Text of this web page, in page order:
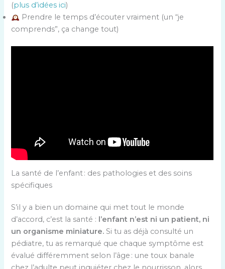
(plus d’idées ici)
Prendre le temps d’écouter vraiment (un “je
comprends”, ça change tout)
La santé de l’enfant : des pathologies et des soins
spécifiques
S’il y a bien un domaine qui met tout le monde
d’accord, c’est la santé : l’enfant n’est ni un patient, ni
un organisme miniature. Si tu as déjà consulté un
pédiatre, tu as remarqué que chaque symptôme est
évalué différemment selon l’âge : une toux banale